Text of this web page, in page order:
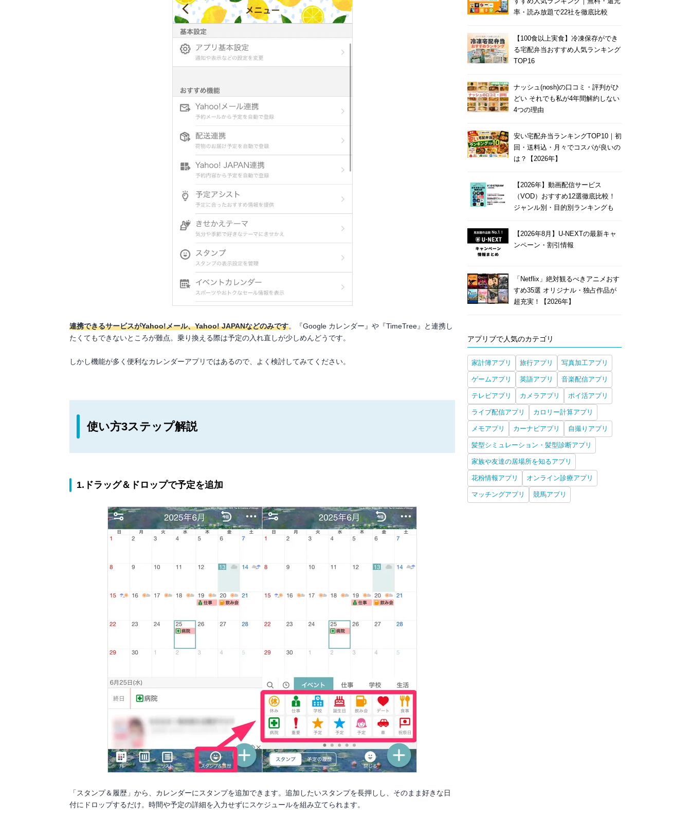
連携できるサービスがYahoo!メール、Yahoo! JAPANなどのみです。『Google カレンダー』や『TimeTree』と連携し
たくてもできないところが難点。乗り換える際は予定の入れ直しが少しめんどうです。
しかし機能が多く便利なカレンダーアプリではあるので、よく検討してみてください。
使い方3ステップ解説
1.ドラッグ＆ドロップで予定を追加
「スタンプ＆履歴」から、カレンダーにスタンプを追加できます。追加したいスタンプを長押しし、そのまま好きな日
付にドロップするだけ。時間や予定の詳細を入力せずにスケジュールを組み立てられます。
率・読み放題で22社を徹底比較
【100食以上実食】冷凍保存ができ
る宅配弁当おすすめ人気ランキング
TOP16
ナッシュ(nosh)の口コミ・評判がひ
どい それでも私が4年間解約しない
4つの理由
安い宅配弁当ランキングTOP10｜初
回・送料込・月々でコスパが良いの
は？【2026年】
【2026年】動画配信サービス
（VOD）おすすめ12選徹底比較！
ジャンル別・目的別ランキングも
【2026年8月】U-NEXTの最新キャ
ンペーン・割引情報
「Netflix」絶対観るべきアニメおす
すめ35選 オリジナル・独占作品が
超充実！【2026年】
アプリブで人気のカテゴリ
家計簿アプリ 旅行アプリ 写真加工アプリ
ゲームアプリ 英語アプリ 音楽配信アプリ
テレビアプリ カメラアプリ ポイ活アプリ
ライブ配信アプリ カロリー計算アプリ
メモアプリ カーナビアプリ 自撮りアプリ
髪型シミュレーション・髪型診断アプリ
家族や友達の居場所を知るアプリ
花粉情報アプリ オンライン診療アプリ
マッチングアプリ 競馬アプリ